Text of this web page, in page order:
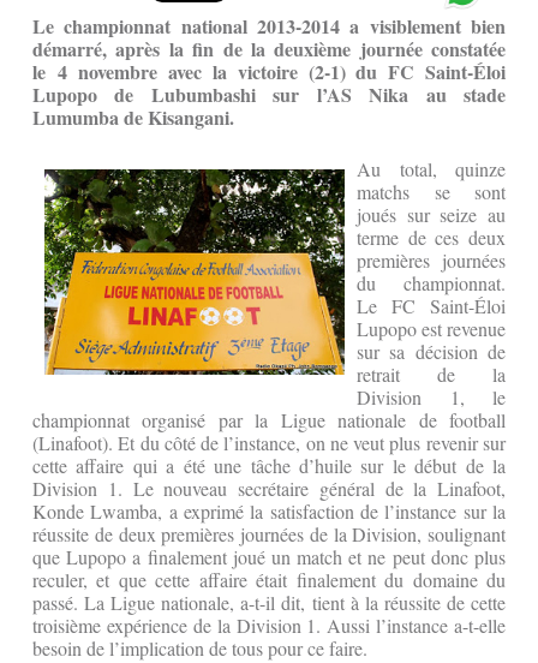
Le championnat national 2013-2014 a visiblement bien
démarré, après la fin de la deuxième journée constatée
le 4 novembre avec la victoire (2-1) du FC Saint-Éloi
Lupopo de Lubumbashi sur l’AS Nika au stade
Lumumba de Kisangani.
Au total, quinze
matchs se sont
joués sur seize au
terme de ces deux
premières journées
du championnat.
Le FC Saint-Éloi
Lupopo est revenue
sur sa décision de
retrait de la
Division 1, le
championnat organisé par la Ligue nationale de football
(Linafoot). Et du côté de l’instance, on ne veut plus revenir sur
cette affaire qui a été une tâche d’huile sur le début de la
Division 1. Le nouveau secrétaire général de la Linafoot,
Konde Lwamba, a exprimé la satisfaction de l’instance sur la
réussite de deux premières journées de la Division, soulignant
que Lupopo a finalement joué un match et ne peut donc plus
reculer, et que cette affaire était finalement du domaine du
passé. La Ligue nationale, a-t-il dit, tient à la réussite de cette
troisième expérience de la Division 1. Aussi l’instance a-t-elle
besoin de l’implication de tous pour ce faire.